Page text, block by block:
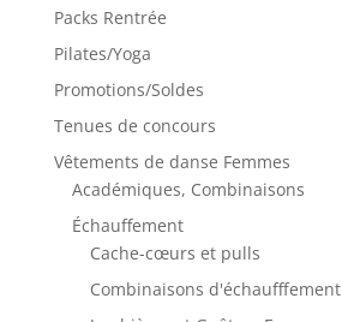
Packs Rentrée
Pilates/Yoga
Promotions/Soldes
Tenues de concours
Vêtements de danse Femmes
Académiques, Combinaisons
Échauffement
Cache-cœurs et pulls
Combinaisons d'échaufffement